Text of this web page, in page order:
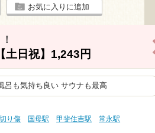
お気に入りに追加
日祝】1,243円
呂も気持ち良い サウナも最高
り傷 国母駅 甲斐住吉駅
常永駅